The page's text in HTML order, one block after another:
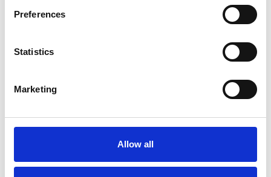
Preferences
Statistics
Marketing
Allow all
Heta arbeten